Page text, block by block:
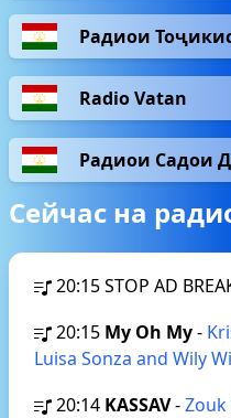
Радиои
Radio Vatan
Радиои Садои
Сейчас на
20:15STOP AD
20:15 My Oh My-
Luisa Sonza and Wily
20:14 KASSAV-Zouk